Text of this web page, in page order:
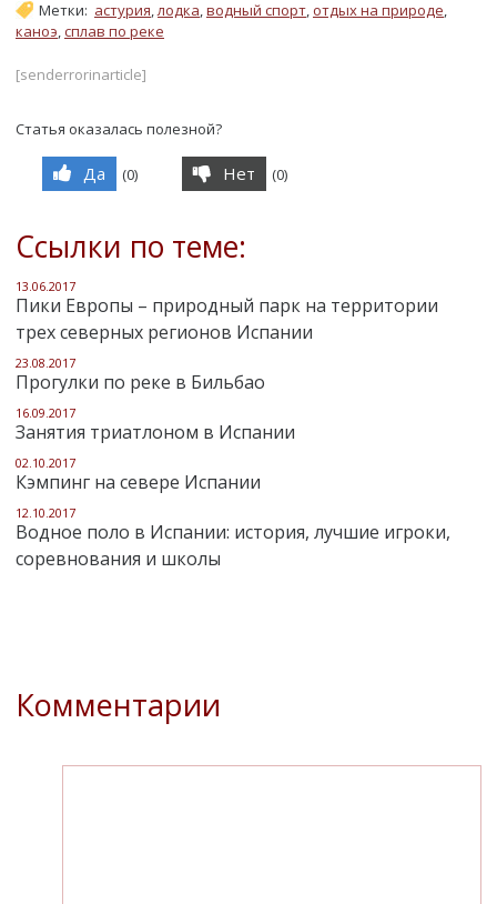
Метки: астурия,лодка,водный спорт,отдых на природе,
каноэ,сплав по реке
[senderrorinarticle]
Статья оказалась полезной?
Да (0) Нет (0)
Ссылки по теме:
13.06.2017
Пики Европы – природный парк на территории
трех северных регионов Испании
23.08.2017
Прогулки по реке в Бильбао
16.09.2017
Занятия триатлоном в Испании
02.10.2017
Кэмпинг на севере Испании
12.10.2017
Водное поло в Испании: история, лучшие игроки,
соревнования и школы
Комментарии